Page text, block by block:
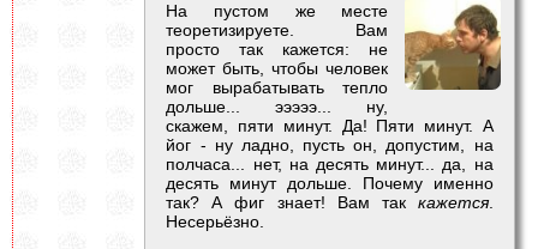
На пустом же месте
теоретизируете. Вам
просто так кажется: не
может быть, чтобы человек
мог вырабатывать тепло
дольше... эээээ... ну,
скажем, пяти минут. Да! Пяти минут. А
йог - ну ладно, пусть он, допустим, на
полчаса... нет, на десять минут... да, на
десять минут дольше. Почему именно
так? А фиг знает! Вам так кажется.
Несерьёзно.